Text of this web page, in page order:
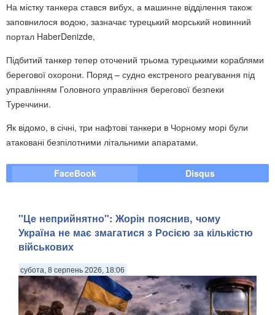
На містку танкера стався вибух, а машинне відділення також
заповнилося водою, зазначає турецький морський новинний
портал HaberDenizde,
Підбитий танкер тепер оточений трьома турецькими кораблями
берегової охорони. Поряд – судно екстреного реагування під
управлінням Головного управління берегової безпеки
Туреччини.
Як відомо, в січні, три нафтові танкери в Чорному морі були
атаковані безпілотними літальними апаратами.
FaceBook Disqus
"Це неприйнятно": Жорін пояснив, чому
Україна не має змагатися з Росією за кількістю
військових
субота, 8 серпень 2026, 18:06